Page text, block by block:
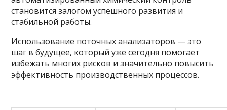
становится залогом успешного развития и
стабильной работы.
Использование поточных анализаторов — это
шаг в будущее, который уже сегодня помогает
избежать многих рисков и значительно повысить
эффективность производственных процессов.